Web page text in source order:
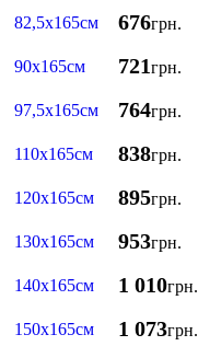
82,5х165см 676грн.
90х165см 721грн.
97,5х165см 764грн.
110х165см 838грн.
120х165см 895грн.
130х165см 953грн.
140х165см 1 010грн.
150х165см 1 073грн.